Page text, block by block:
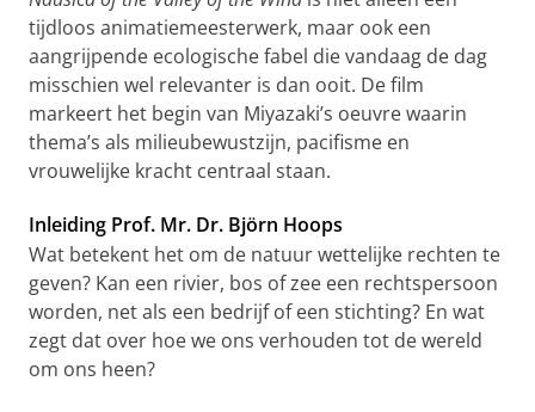
tijdloos animatiemeesterwerk, maar ook een
aangrijpende ecologische fabel die vandaag de dag
misschien wel relevanter is dan ooit. De film
markeert het begin van Miyazaki’s oeuvre waarin
thema’s als milieubewustzijn, pacifisme en
vrouwelijke kracht centraal staan.
Inleiding Prof. Mr. Dr. Björn Hoops
Wat betekent het om de natuur wettelijke rechten te
geven? Kan een rivier, bos of zee een rechtspersoon
worden, net als een bedrijf of een stichting? En wat
zegt dat over hoe we ons verhouden tot de wereld
om ons heen?